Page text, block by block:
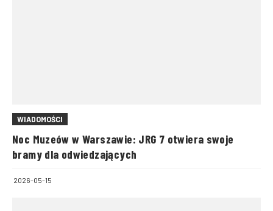
WIADOMOŚCI
Noc Muzeów w Warszawie: JRG 7 otwiera swoje
bramy dla odwiedzających
2026-05-15